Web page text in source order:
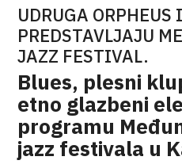
UDRUGA
PREDSTAVLJAJU
JAZZ FESTIVAL.
Blues, plesni
etno glazbeni
programu
jazz festivala u